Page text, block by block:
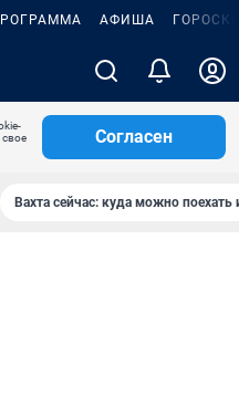
АФИША
свое
Согласен
Вахта сейчас: куда можно поехать